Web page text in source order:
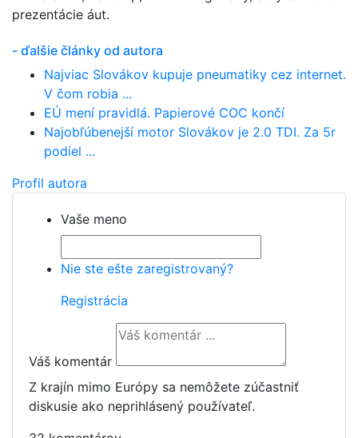
prezentácie áut.
- ďalšie články od autora
Najviac Slovákov kupuje pneumatiky cez internet.
V čom robia ...
EÚ mení pravidlá. Papierové COC končí
Najobľúbenejší motor Slovákov je 2.0 TDI. Za 5r
podiel ...
Profil autora
Vaše meno
Nie ste ešte zaregistrovaný?
Registrácia
Váš komentár
Z krajín mimo Európy sa nemôžete zúčastniť
diskusie ako neprihlásený používateľ.